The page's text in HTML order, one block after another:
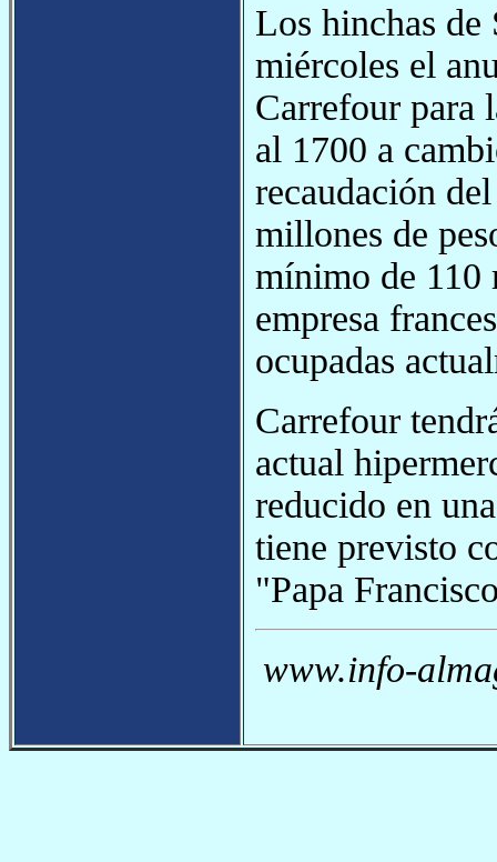
Los hinchas de
miércoles el
Carrefour para
al 1700 a
recaudación
millones de
mínimo de 110
empresa
ocupadas
Carrefour
actual
reducido en
tiene previsto
"Papa
www.info-